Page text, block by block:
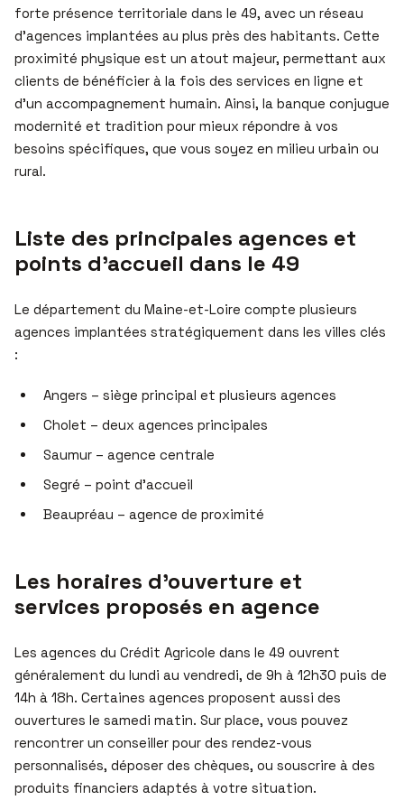
forte présence territoriale dans le 49, avec un réseau
d’agences implantées au plus près des habitants. Cette
proximité physique est un atout majeur, permettant aux
clients de bénéficier à la fois des services en ligne et
d’un accompagnement humain. Ainsi, la banque conjugue
modernité et tradition pour mieux répondre à vos
besoins spécifiques, que vous soyez en milieu urbain ou
rural.
Liste des principales agences et
points d’accueil dans le 49
Le département du Maine-et-Loire compte plusieurs
agences implantées stratégiquement dans les villes clés
:
Angers – siège principal et plusieurs agences
Cholet – deux agences principales
Saumur – agence centrale
Segré – point d’accueil
Beaupréau – agence de proximité
Les horaires d’ouverture et
services proposés en agence
Les agences du Crédit Agricole dans le 49 ouvrent
généralement du lundi au vendredi, de 9h à 12h30 puis de
14h à 18h. Certaines agences proposent aussi des
ouvertures le samedi matin. Sur place, vous pouvez
rencontrer un conseiller pour des rendez-vous
personnalisés, déposer des chèques, ou souscrire à des
produits financiers adaptés à votre situation.